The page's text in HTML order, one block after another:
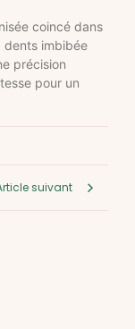
coincé dans
dents imbibée
précision
pour un
suivant